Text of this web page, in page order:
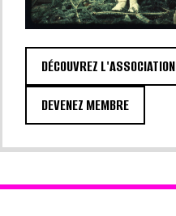
DÉCOUVREZ L'ASSOCIATION
DEVENEZ MEMBRE